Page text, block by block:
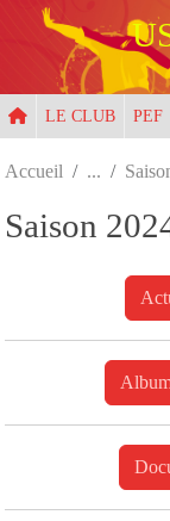
LE CLUB PEF
Accueil
Saison
Panneau de gestion